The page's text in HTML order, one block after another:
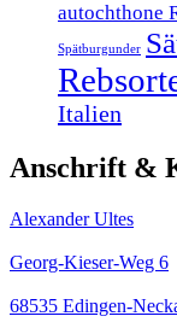
autochthone
Spätburgunder
Italien
Anschrift &
Alexander Ultes
Georg-Kieser-Weg 6
68535 Edingen-